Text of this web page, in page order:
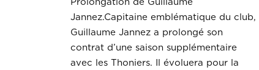
Prolongation de Guillaume
Jannez.Capitaine emblématique du club,
Guillaume Jannez a prolongé son
contrat d’une saison supplémentaire
avec les Thoniers. Il évoluera pour la